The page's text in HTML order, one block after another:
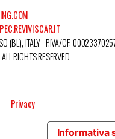
(BL), ITALY - P.IVA/CF:
RIGHTS RESERVED
Privacy
Informativa